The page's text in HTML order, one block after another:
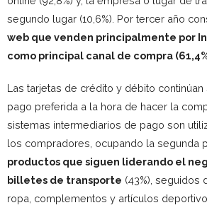
segundo lugar (10,6%). Por tercer año
web que venden principalmente por
como principal canal de compra
Las tarjetas de crédito y débito
pago preferida a la hora de hacer la
sistemas intermediarios de pago son
los compradores, ocupando la segunda
productos que siguen liderando el
billetes de transporte (43%), seguidos
ropa, complementos y artículos